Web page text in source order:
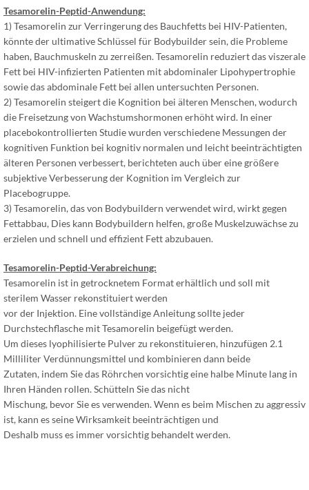
Tesamorelin-Peptid-Anwendung:
1) Tesamorelin zur Verringerung des Bauchfetts bei HIV-Patienten,
könnte der ultimative Schlüssel für Bodybuilder sein, die Probleme
haben, Bauchmuskeln zu zerreißen. Tesamorelin reduziert das viszerale
Fett bei HIV-infizierten Patienten mit abdominaler Lipohypertrophie
sowie das abdominale Fett bei allen untersuchten Personen.
2) Tesamorelin steigert die Kognition bei älteren Menschen, wodurch
die Freisetzung von Wachstumshormonen erhöht wird. In einer
placebokontrollierten Studie wurden verschiedene Messungen der
kognitiven Funktion bei kognitiv normalen und leicht beeinträchtigten
älteren Personen verbessert, berichteten auch über eine größere
subjektive Verbesserung der Kognition im Vergleich zur
Placebogruppe.
3) Tesamorelin, das von Bodybuildern verwendet wird, wirkt gegen
Fettabbau, Dies kann Bodybuildern helfen, große Muskelzuwächse zu
erzielen und schnell und effizient Fett abzubauen.
Tesamorelin-Peptid-Verabreichung:
Tesamorelin ist in getrocknetem Format erhältlich und soll mit
sterilem Wasser rekonstituiert werden
vor der Injektion. Eine vollständige Anleitung sollte jeder
Durchstechflasche mit Tesamorelin beigefügt werden.
Um dieses lyophilisierte Pulver zu rekonstituieren, hinzufügen 2.1
Milliliter Verdünnungsmittel und kombinieren dann beide
Zutaten, indem Sie das Röhrchen vorsichtig eine halbe Minute lang in
Ihren Händen rollen. Schütteln Sie das nicht
Mischung, bevor Sie es verwenden. Wenn es beim Mischen zu aggressiv
ist, kann es seine Wirksamkeit beeinträchtigen und
Deshalb muss es immer vorsichtig behandelt werden.